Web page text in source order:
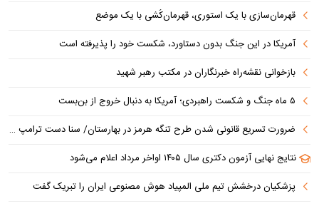
قهرمان‌سازی با یک استوری، قهرمان‌کُشی با یک موضع
آمریکا در این جنگ بدون دستاورد، شکست خود را پذیرفته است
بازخوانی نقشه‌راه خبرنگاران در مکتب رهبر شهید
۵ ماه جنگ و شکست راهبردی؛ آمریکا به دنبال خروج از بن‌بست
ضرورت تسریع قانونی شدن طرح تنگه هرمز در بهارستان/ سنا دست ترامپ را برای اعمال فشار به ایران بازتر کرد
نتایج نهایی آزمون دکتری سال ۱۴۰۵ اواخر مرداد اعلام می‌شود
پزشکیان درخشش تیم ملی المپیاد هوش مصنوعی ایران را تبریک گفت